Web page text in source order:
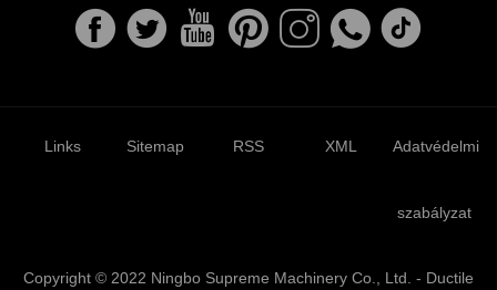
Links Sitemap RSS XML Adatvédelmi
szabályzat
Copyright © 2022 Ningbo Supreme Machinery Co., Ltd. - Ductile